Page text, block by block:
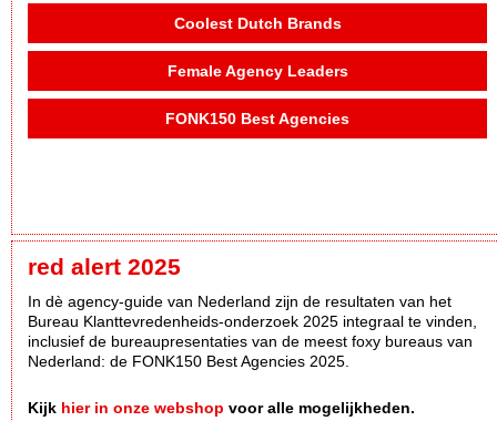
Coolest Dutch Brands
Female Agency Leaders
FONK150 Best Agencies
red alert 2025
In dè agency-guide van Nederland zijn de resultaten van het
Bureau Klanttevredenheids-onderzoek 2025 integraal te vinden,
inclusief de bureaupresentaties van de meest foxy bureaus van
Nederland: de FONK150 Best Agencies 2025.
Kijk hier in onze webshop voor alle mogelijkheden.